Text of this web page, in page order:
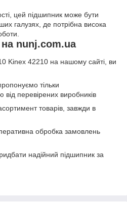
цей підшипник може бути
галузях, де потрібна висока
на nunj.com.ua
Kinex 42210 на нашому сайті, ви
тільки
від перевірених виробників
товарів, завжди в
обробка замовлень
надійний підшипник за